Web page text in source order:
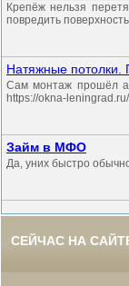
Крепёж нельзя
повредить
Натяжные потолки.
Сам монтаж прошёл
https://okna-
Займ в МФО
Да, уних быстро
СЕЙЧАС НА